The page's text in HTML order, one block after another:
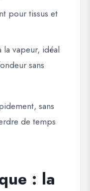
pour tissus et
vapeur, idéal
sans
sans
de temps
: la